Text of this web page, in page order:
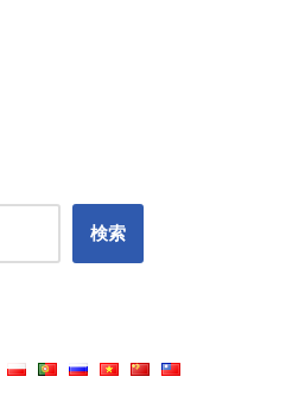
検索